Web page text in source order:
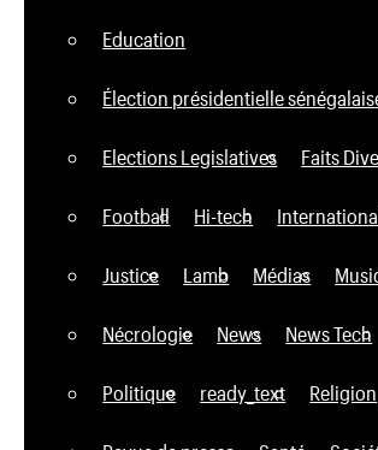
Education
Élection présidentielle
Elections Legislatives Faits
Football Hi-tech
Justice Lamb Médias
Nécrologie News News Tech
Politique ready_text Religion